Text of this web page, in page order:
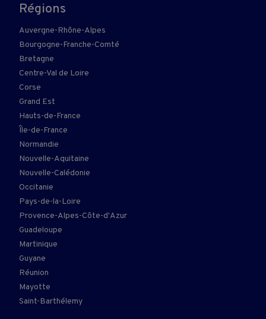
Régions
Auvergne-Rhône-Alpes
Bourgogne-Franche-Comté
Bretagne
Centre-Val de Loire
Corse
Grand Est
Hauts-de-France
Île-de-France
Normandie
Nouvelle-Aquitaine
Nouvelle-Calédonie
Occitanie
Pays-de-la-Loire
Provence-Alpes-Côte-d'Azur
Guadeloupe
Martinique
Guyane
Réunion
Mayotte
Saint-Barthélemy